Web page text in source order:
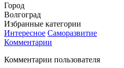
Город
Волгоград
Избранные категории
Интересное Саморазвитие
Комментарии
Комментарии пользователя